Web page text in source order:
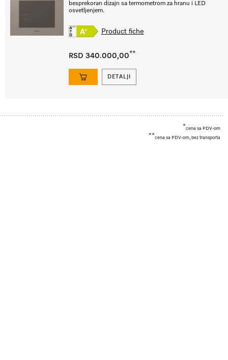
besprekoran dizajn sa termometrom za hranu i LED
osvetljenjem.
Product fiche
RSD 340.000,00**
DETALJI
*cena sa PDV-om
**cena sa PDV-om, bez transporta